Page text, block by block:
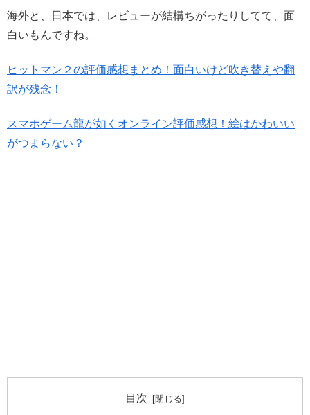
海外と、日本では、レビューが結構ちがったりしてて、面
白いもんですね。
ヒットマン２の評価感想まとめ！面白いけど吹き替えや翻
訳が残念！
スマホゲーム龍が如くオンライン評価感想！絵はかわいい
がつまらない？
目次